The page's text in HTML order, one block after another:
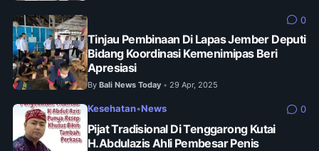
0
Tinjau Pembinaan Di Lapas Jember Deputi
Bidang Koordinasi Kemenimipas Beri
Apresiasi
By Bali News Today • 29 Apr, 2025
Kesehatan•News 0
Pijat Tradisional Di Tenggarong Kutai
H.Abdulazis Ahli Pembesar Penis